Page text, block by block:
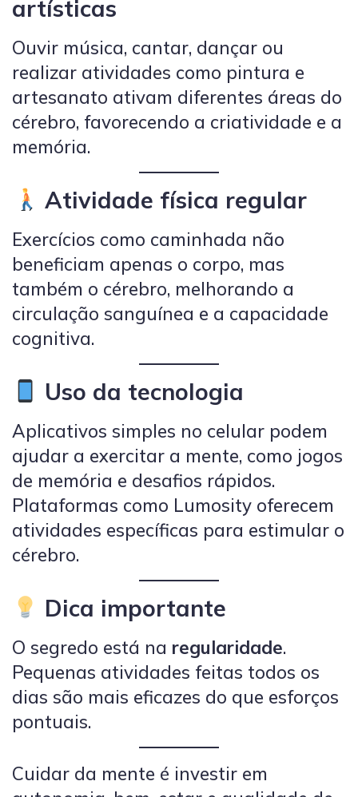
artísticas
Ouvir música, cantar, dançar ou
realizar atividades como pintura e
artesanato ativam diferentes áreas do
cérebro, favorecendo a criatividade e a
memória.
Atividade física regular
Exercícios como caminhada não
beneficiam apenas o corpo, mas
também o cérebro, melhorando a
circulação sanguínea e a capacidade
cognitiva.
Uso da tecnologia
Aplicativos simples no celular podem
ajudar a exercitar a mente, como jogos
de memória e desafios rápidos.
Plataformas como Lumosity oferecem
atividades específicas para estimular o
cérebro.
Dica importante
O segredo está na regularidade.
Pequenas atividades feitas todos os
dias são mais eficazes do que esforços
pontuais.
Cuidar da mente é investir em